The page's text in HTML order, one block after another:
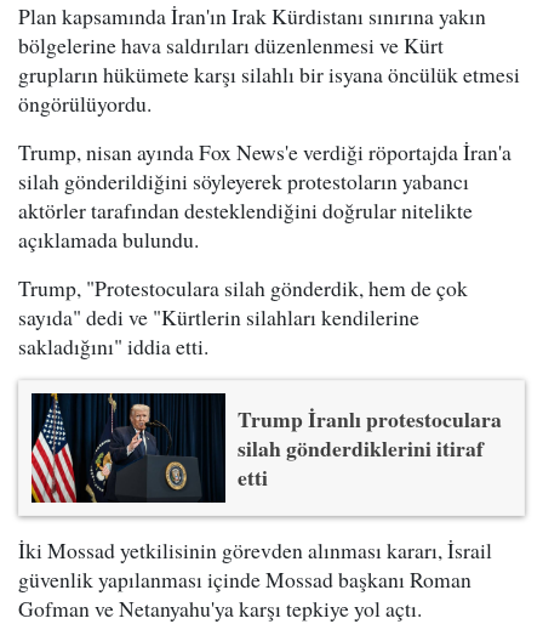
Plan kapsamında İran'ın Irak Kürdistanı sınırına yakın
bölgelerine hava saldırıları düzenlenmesi ve Kürt
grupların hükümete karşı silahlı bir isyana öncülük etmesi
öngörülüyordu.
Trump, nisan ayında Fox News'e verdiği röportajda İran'a
silah gönderildiğini söyleyerek protestoların yabancı
aktörler tarafından desteklendiğini doğrular nitelikte
açıklamada bulundu.
Trump, "Protestoculara silah gönderdik, hem de çok
sayıda" dedi ve "Kürtlerin silahları kendilerine
sakladığını" iddia etti.
Trump İranlı protestoculara
silah gönderdiklerini itiraf
etti
İki Mossad yetkilisinin görevden alınması kararı, İsrail
güvenlik yapılanması içinde Mossad başkanı Roman
Gofman ve Netanyahu'ya karşı tepkiye yol açtı.